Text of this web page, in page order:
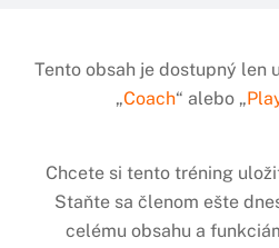
Tento obsah je dostupný len
„Coach“ alebo „
Chcete si tento tréning
Staňte sa členom ešte
celému obsahu a